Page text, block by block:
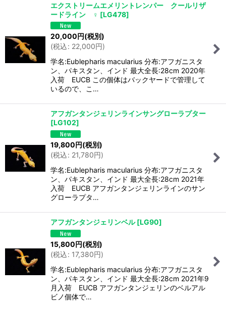
エクストリームエメリントレンパー クールリザ
ードライン ♀ [LG478]
20,000円(税別)
(税込: 22,000円)
学名:Eublepharis macularius 分布:アフガニスタ
ン、パキスタン、インド 最大全長:28cm 2020年
入荷 EUCB この個体はバックヤードで管理して
いるので、こ…
アフガンタンジェリンラインサングローラプター
[LG102]
19,800円(税別)
(税込: 21,780円)
学名:Eublepharis macularius 分布:アフガニスタ
ン、パキスタン、インド 最大全長:28cm 2021年
入荷 EUCB アフガンタンジェリンラインのサン
グローラプタ…
アフガンタンジェリンベル [LG90]
15,800円(税別)
(税込: 17,380円)
学名:Eublepharis macularius 分布:アフガニスタ
ン、パキスタン、インド 最大全長:28cm 2021年9
月入荷 EUCB アフガンタンジェリンのベルアル
ビノ個体で…